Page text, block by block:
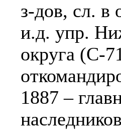
з-дов, сл. в
и.д. упр.
округа (С-
1887 –